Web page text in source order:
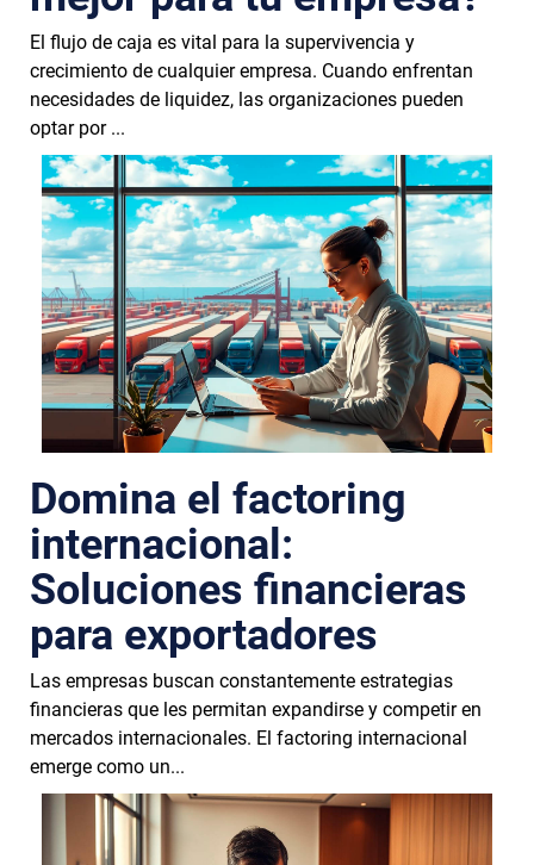
El flujo de caja es vital para la supervivencia y
crecimiento de cualquier empresa. Cuando enfrentan
necesidades de liquidez, las organizaciones pueden
optar por ...
Domina el factoring
internacional:
Soluciones financieras
para exportadores
Las empresas buscan constantemente estrategias
financieras que les permitan expandirse y competir en
mercados internacionales. El factoring internacional
emerge como un...